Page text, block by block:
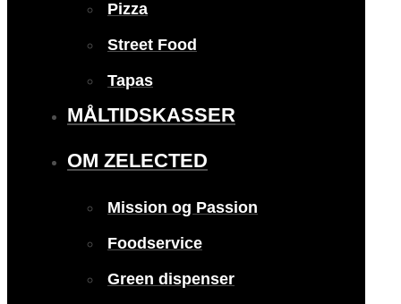
Pizza
Street Food
Tapas
MÅLTIDSKASSER
OM ZELECTED
Mission og Passion
Foodservice
Green dispenser